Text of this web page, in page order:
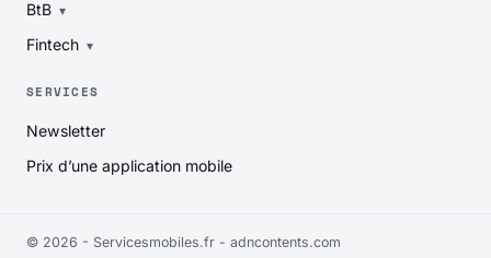
BtB
Fintech
SERVICES
Newsletter
Prix d’une application mobile
© 2026 - Servicesmobiles.fr - adncontents.com